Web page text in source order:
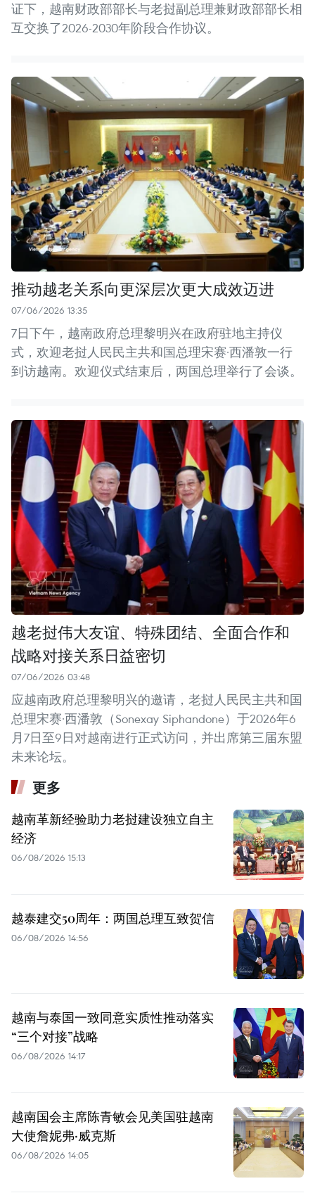
证下，越南财政部部长与老挝副总理兼财政部部长相
互交换了2026-2030年阶段合作协议。
推动越老关系向更深层次更大成效迈进
07/06/2026 13:35
7日下午，越南政府总理黎明兴在政府驻地主持仪
式，欢迎老挝人民民主共和国总理宋赛·西潘敦一行
到访越南。欢迎仪式结束后，两国总理举行了会谈。
越老挝伟大友谊、特殊团结、全面合作和
战略对接关系日益密切
07/06/2026 03:48
应越南政府总理黎明兴的邀请，老挝人民民主共和国
总理宋赛·西潘敦（Sonexay Siphandone）于2026年6
月7日至9日对越南进行正式访问，并出席第三届东盟
未来论坛。
更多
越南革新经验助力老挝建设独立自主
经济
06/08/2026 15:13
越泰建交50周年：两国总理互致贺信
06/08/2026 14:56
越南与泰国一致同意实质性推动落实
“三个对接”战略
06/08/2026 14:17
越南国会主席陈青敏会见美国驻越南
大使詹妮弗·威克斯
06/08/2026 14:05